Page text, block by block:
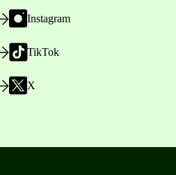
Instagram
TikTok
X